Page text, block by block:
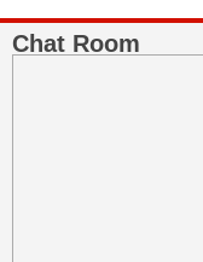
Chat Room